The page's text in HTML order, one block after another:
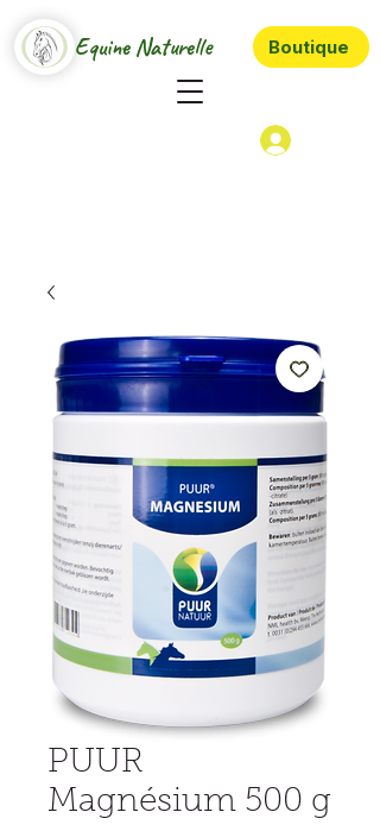
Equine Naturelle Boutique
PUUR
Magnésium 500 g